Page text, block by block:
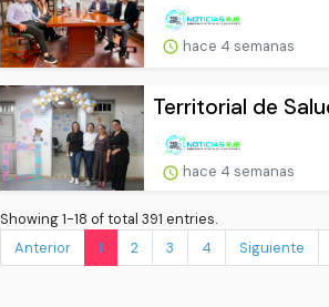
hace 4 semanas
Territorial de
hace 4 semanas
Showing 1-18 of total 391 entries.
Anterior
1 2 3 4 Siguiente